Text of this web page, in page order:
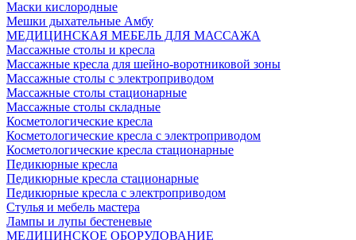
Маски кислородные
Мешки дыхательные Амбу
МЕДИЦИНСКАЯ МЕБЕЛЬ ДЛЯ МАССАЖА
Массажные столы и кресла
Массажные кресла для шейно-воротниковой зоны
Массажные столы с электроприводом
Массажные столы стационарные
Массажные столы складные
Косметологические кресла
Косметологические кресла с электроприводом
Косметологические кресла стационарные
Педикюрные кресла
Педикюрные кресла стационарные
Педикюрные кресла с электроприводом
Стулья и мебель мастера
Лампы и лупы бестеневые
МЕДИЦИНСКОЕ ОБОРУДОВАНИЕ